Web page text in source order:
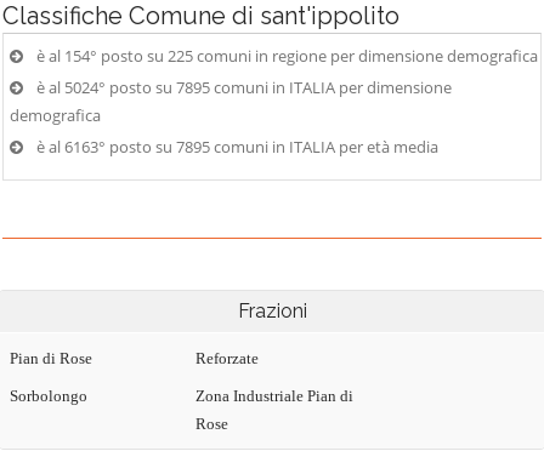
Classifiche Comune di sant'ippolito
è al 154° posto su 225 comuni in regione per dimensione demografica
è al 5024° posto su 7895 comuni in ITALIA per dimensione
demografica
è al 6163° posto su 7895 comuni in ITALIA per età media
Frazioni
Pian di Rose Reforzate
Sorbolongo
Zona Industriale Pian di
Rose